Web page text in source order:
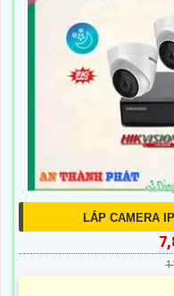
Sự phát triển mạnh mẽ
thanh cho văn phòng
được chứng minh qua sự